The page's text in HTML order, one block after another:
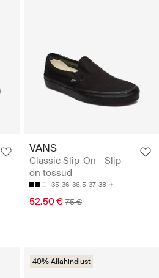
VANS
Classic Slip-On - Slip-
on tossud
35 36 36.5 37 38
52.50 € 75 €
40% Allahindlust